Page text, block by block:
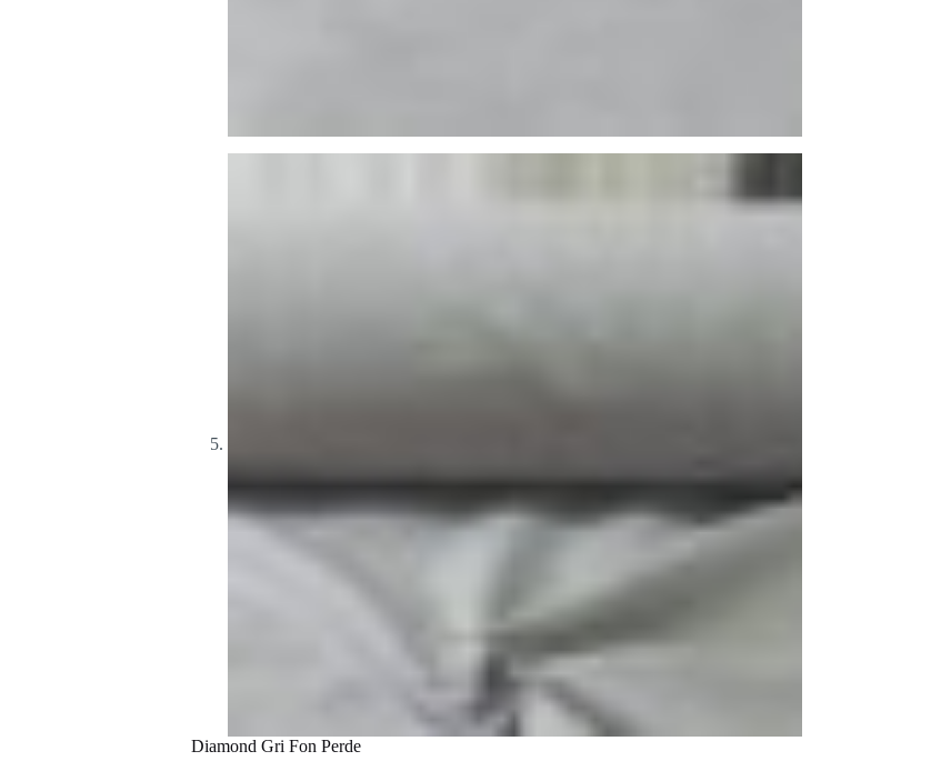
Diamond Gri Fon Perde